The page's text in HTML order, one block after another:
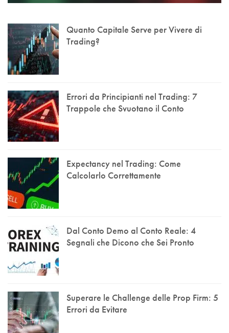
Quanto Capitale Serve per Vivere di
Trading?
Errori da Principianti nel Trading: 7
Trappole che Svuotano il Conto
Expectancy nel Trading: Come
Calcolarlo Correttamente
Dal Conto Demo al Conto Reale: 4
Segnali che Dicono che Sei Pronto
Superare le Challenge delle Prop Firm: 5
Errori da Evitare